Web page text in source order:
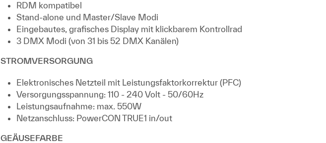
RDM kompatibel
Stand-alone und Master/Slave Modi
Eingebautes, grafisches Display mit klickbarem Kontrollrad
3 DMX Modi (von 31 bis 52 DMX Kanälen)
STROMVERSORGUNG
Elektronisches Netzteil mit Leistungsfaktorkorrektur (PFC)
Versorgungsspannung: 110 - 240 Volt - 50/60Hz
Leistungsaufnahme: max. 550W
Netzanschluss: PowerCON TRUE1 in/out
GEÄUSEFARBE